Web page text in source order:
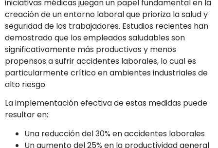
iniciativas médicas juegan un papel fundamental en la
creación de un entorno laboral que prioriza la salud y
seguridad de los trabajadores. Estudios recientes han
demostrado que los empleados saludables son
significativamente más productivos y menos
propensos a sufrir accidentes laborales, lo cual es
particularmente crítico en ambientes industriales de
alto riesgo.
La implementación efectiva de estas medidas puede
resultar en:
Una reducción del 30% en accidentes laborales
Un aumento del 25% en la productividad general